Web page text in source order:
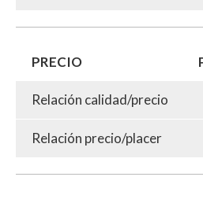
PRECIO
Relación calidad/precio
Relación precio/placer